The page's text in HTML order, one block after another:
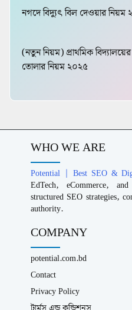
নগদে বিদ্যুৎ বিল দেওয়ার নিয়ম
(নতুন নিয়ম) প্রাথমিক
তোলার নিয়ম ২০২৫
WHO WE ARE
Potential | Best SEO &
EdTech, eCommerce,
structured SEO strategies,
authority.
COMPANY
potential.com.bd
Contact
Privacy Policy